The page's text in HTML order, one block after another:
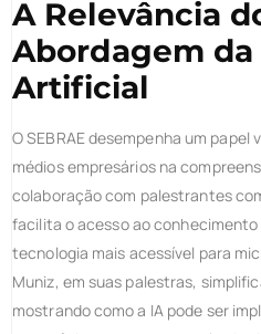
A Relevância
Abordagem
Artificial
O SEBRAE desempenha um papel
médios empresários na
colaboração com palestrantes
facilita o acesso ao
tecnologia mais acessível para
Muniz, em suas palestras,
mostrando como a IA pode ser